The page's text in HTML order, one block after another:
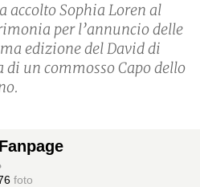
accolto Sophia Loren al
per l’annuncio delle
edizione del David di
di un commosso Capo dello
foto